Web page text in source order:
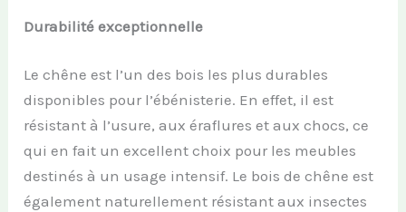
Durabilité exceptionnelle
Le chêne est l’un des bois les plus durables
disponibles pour l’ébénisterie. En effet, il est
résistant à l’usure, aux éraflures et aux chocs, ce
qui en fait un excellent choix pour les meubles
destinés à un usage intensif. Le bois de chêne est
également naturellement résistant aux insectes